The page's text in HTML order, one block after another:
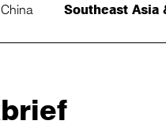
China Southeast Asia